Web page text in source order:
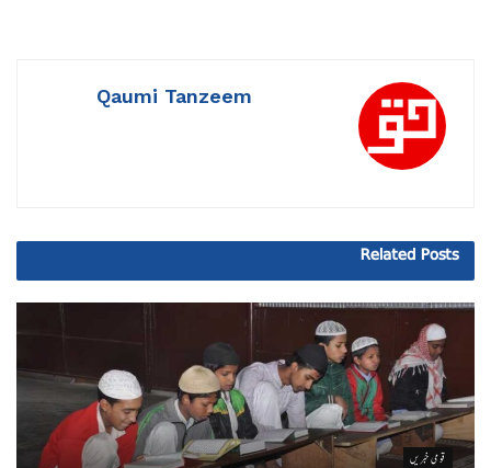
Qaumi Tanzeem
Related Posts
قومی خبریں